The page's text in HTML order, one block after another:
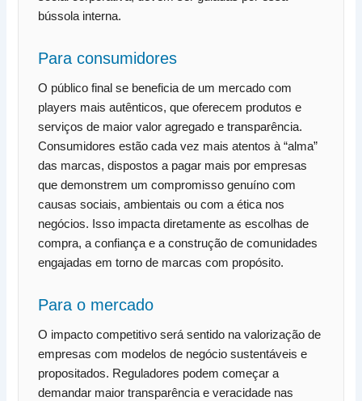
bússola interna.
Para consumidores
O público final se beneficia de um mercado com
players mais autênticos, que oferecem produtos e
serviços de maior valor agregado e transparência.
Consumidores estão cada vez mais atentos à “alma”
das marcas, dispostos a pagar mais por empresas
que demonstrem um compromisso genuíno com
causas sociais, ambientais ou com a ética nos
negócios. Isso impacta diretamente as escolhas de
compra, a confiança e a construção de comunidades
engajadas em torno de marcas com propósito.
Para o mercado
O impacto competitivo será sentido na valorização de
empresas com modelos de negócio sustentáveis e
propositados. Reguladores podem começar a
demandar maior transparência e veracidade nas